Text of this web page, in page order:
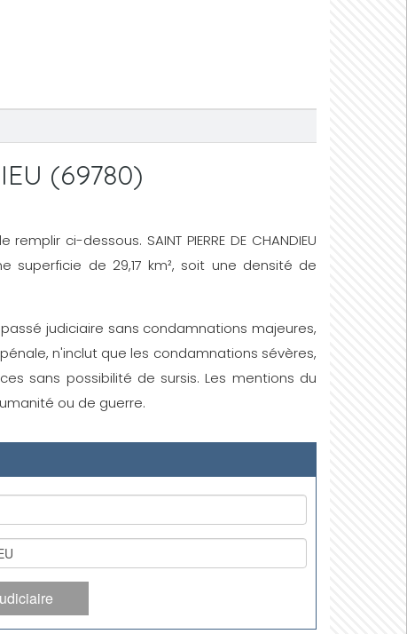
(69780)
ci-dessous. SAINT PIERRE DE CHANDIEU
superficie de 29,17 km², soit une densité de
judiciaire sans condamnations majeures,
n'inclut que les condamnations sévères,
sans possibilité de sursis. Les mentions du
ou de guerre.